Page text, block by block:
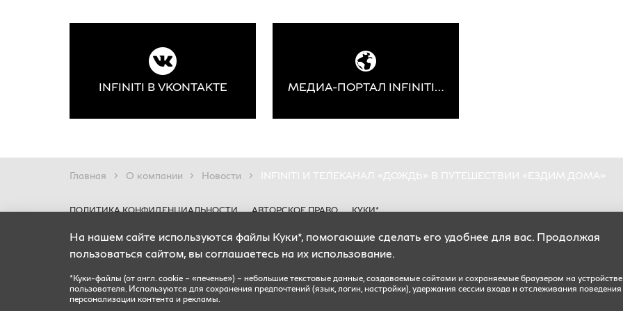
INFINITI В VKONTAKTE МЕДИА-ПОРТАЛ INFINITI-NOW
Главная О компании Новости INFINITI И ТЕЛЕКАНАЛ «ДОЖДЬ» В ПУТЕШЕСТВИИ «ЕЗДИМ ДОМА»
ПОЛИТИКА КОНФИДЕНЦИАЛЬНОСТИ АВТОРСКОЕ ПРАВО КУКИ*
Цены носят информационный характер и ни при каких условиях не являются публичной офертой, определяемой положениями Статьи 435 ГК РФ.
Все содержащиеся на Сайте сведения носят исключительно информационный характер и не является исчерпывающими.
Все условия приобретения автомобилей, цены, спецпредложения и комплектации автомобилей указаны с целью ознакомления. Комплектации и цены могут быть
*Куки-файлы (от англ. cookie – «печенье») – небольшие текстовые данные, создаваемые сайтами и сохраняемые браузером на устройстве пользователя. Используются для сохранения предпочтений
персонализации контента и рекламы.
© 2026, INFINITI
На нашем сайте используются файлы Куки*, помогающие сделать его удобнее для вас. Продолжая
пользоваться сайтом, вы соглашаетесь на их использование.
*Куки-файлы (от англ. cookie – «печенье») – небольшие текстовые данные, создаваемые сайтами и сохраняемые браузером на устройстве
пользователя. Используются для сохранения предпочтений (язык, логин, настройки), удержания сессии входа и отслеживания
персонализации контента и рекламы.